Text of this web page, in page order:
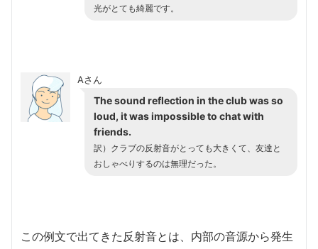
光がとても綺麗です。
Aさん
The sound reflection in the club was so
loud, it was impossible to chat with
friends.
訳）クラブの反射音がとっても大きくて、友達と
おしゃべりするのは無理だった。
この例文で出てきた反射音とは、内部の音源から発生